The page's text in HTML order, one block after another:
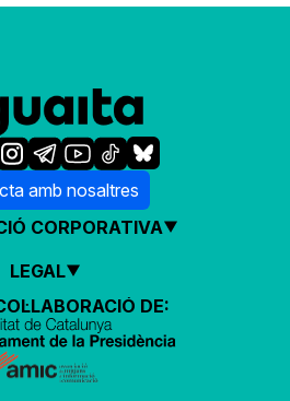
amb nosaltres
CORPORATIVA
LEGAL
DE: